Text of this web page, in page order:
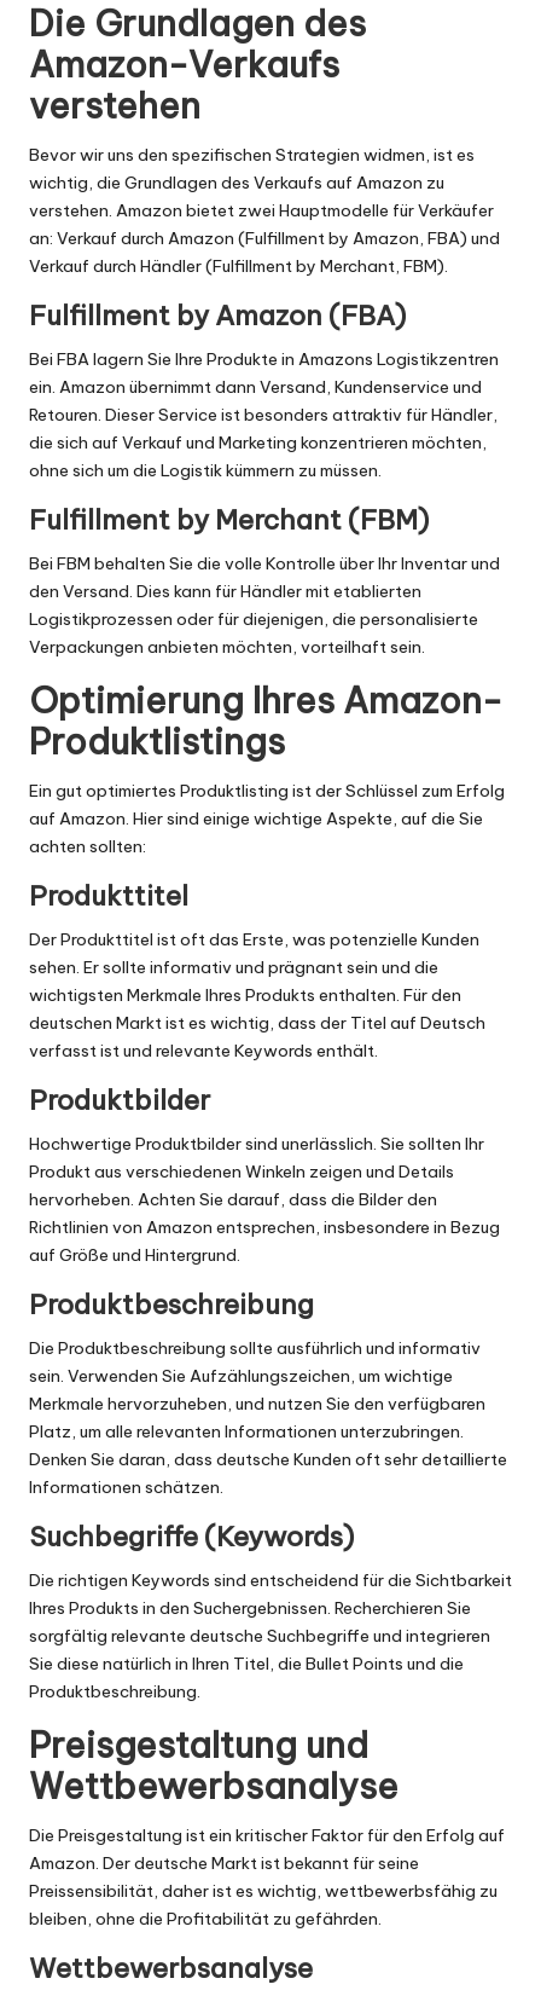
Die Grundlagen des
Amazon-Verkaufs
verstehen
Bevor wir uns den spezifischen Strategien widmen, ist es
wichtig, die Grundlagen des Verkaufs auf Amazon zu
verstehen. Amazon bietet zwei Hauptmodelle für Verkäufer
an: Verkauf durch Amazon (Fulfillment by Amazon, FBA) und
Verkauf durch Händler (Fulfillment by Merchant, FBM).
Fulfillment by Amazon (FBA)
Bei FBA lagern Sie Ihre Produkte in Amazons Logistikzentren
ein. Amazon übernimmt dann Versand, Kundenservice und
Retouren. Dieser Service ist besonders attraktiv für Händler,
die sich auf Verkauf und Marketing konzentrieren möchten,
ohne sich um die Logistik kümmern zu müssen.
Fulfillment by Merchant (FBM)
Bei FBM behalten Sie die volle Kontrolle über Ihr Inventar und
den Versand. Dies kann für Händler mit etablierten
Logistikprozessen oder für diejenigen, die personalisierte
Verpackungen anbieten möchten, vorteilhaft sein.
Optimierung Ihres Amazon-
Produktlistings
Ein gut optimiertes Produktlisting ist der Schlüssel zum Erfolg
auf Amazon. Hier sind einige wichtige Aspekte, auf die Sie
achten sollten:
Produkttitel
Der Produkttitel ist oft das Erste, was potenzielle Kunden
sehen. Er sollte informativ und prägnant sein und die
wichtigsten Merkmale Ihres Produkts enthalten. Für den
deutschen Markt ist es wichtig, dass der Titel auf Deutsch
verfasst ist und relevante Keywords enthält.
Produktbilder
Hochwertige Produktbilder sind unerlässlich. Sie sollten Ihr
Produkt aus verschiedenen Winkeln zeigen und Details
hervorheben. Achten Sie darauf, dass die Bilder den
Richtlinien von Amazon entsprechen, insbesondere in Bezug
auf Größe und Hintergrund.
Produktbeschreibung
Die Produktbeschreibung sollte ausführlich und informativ
sein. Verwenden Sie Aufzählungszeichen, um wichtige
Merkmale hervorzuheben, und nutzen Sie den verfügbaren
Platz, um alle relevanten Informationen unterzubringen.
Denken Sie daran, dass deutsche Kunden oft sehr detaillierte
Informationen schätzen.
Suchbegriffe (Keywords)
Die richtigen Keywords sind entscheidend für die Sichtbarkeit
Ihres Produkts in den Suchergebnissen. Recherchieren Sie
sorgfältig relevante deutsche Suchbegriffe und integrieren
Sie diese natürlich in Ihren Titel, die Bullet Points und die
Produktbeschreibung.
Preisgestaltung und
Wettbewerbsanalyse
Die Preisgestaltung ist ein kritischer Faktor für den Erfolg auf
Amazon. Der deutsche Markt ist bekannt für seine
Preissensibilität, daher ist es wichtig, wettbewerbsfähig zu
bleiben, ohne die Profitabilität zu gefährden.
Wettbewerbsanalyse